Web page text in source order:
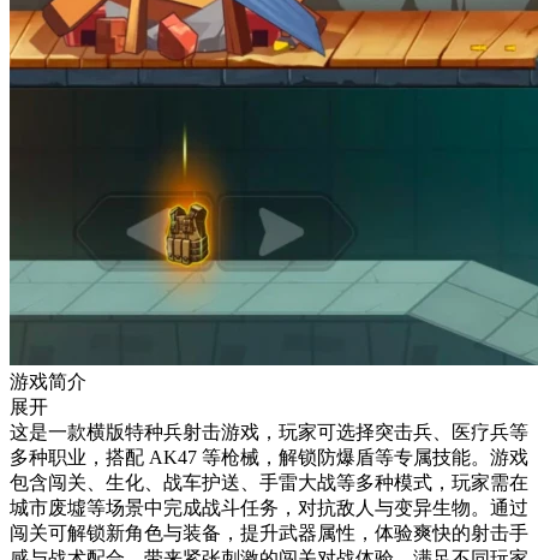
游戏简介
展开
这是一款横版特种兵射击游戏，玩家可选择突击兵、医疗兵等
多种职业，搭配 AK47 等枪械，解锁防爆盾等专属技能。游戏
包含闯关、生化、战车护送、手雷大战等多种模式，玩家需在
城市废墟等场景中完成战斗任务，对抗敌人与变异生物。通过
闯关可解锁新角色与装备，提升武器属性，体验爽快的射击手